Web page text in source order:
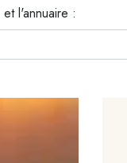
l'annuaire :